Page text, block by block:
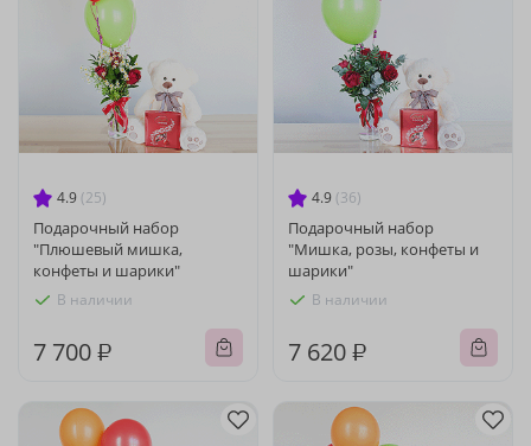
4.9 (25)
Подарочный набор
"Плюшевый мишка,
конфеты и шарики"
В наличии
7 700 ₽
4.9 (36)
Подарочный набор
"Мишка, розы, конфеты и
шарики"
В наличии
7 620 ₽